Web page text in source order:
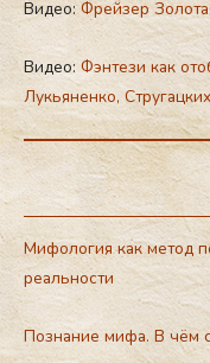
Видео:Фрейзер
Видео: Фэнтези как
Лукьяненко,
Мифология как метод
реальности
Познание мифа. В чём